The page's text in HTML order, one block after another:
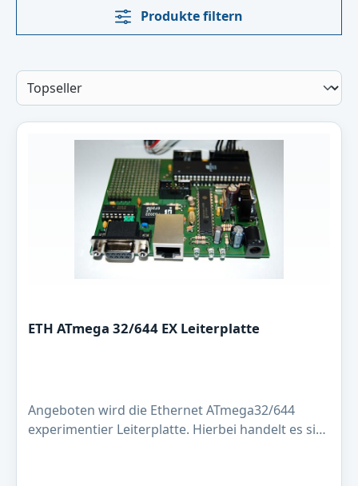
Produkte filtern
ETH ATmega 32/644 EX Leiterplatte
Angeboten wird die Ethernet ATmega32/644
experimentier Leiterplatte. Hierbei handelt es sich